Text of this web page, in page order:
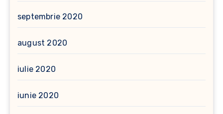
septembrie 2020
august 2020
iulie 2020
iunie 2020